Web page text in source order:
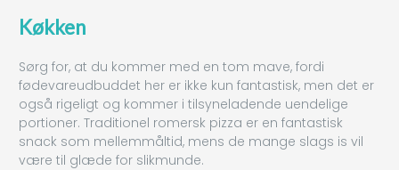
Køkken
Sørg for, at du kommer med en tom mave, fordi
fødevareudbuddet her er ikke kun fantastisk, men det er
også rigeligt og kommer i tilsyneladende uendelige
portioner. Traditionel romersk pizza er en fantastisk
snack som mellemmåltid, mens de mange slags is vil
være til glæde for slikmunde.